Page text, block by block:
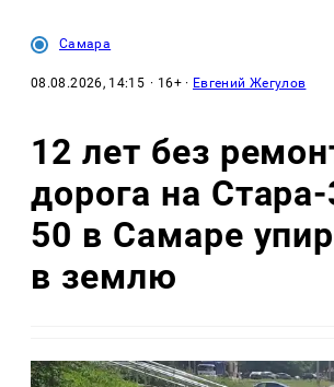
Самара
08.08.2026, 14:15 · 16+ · Евгений Жегулов
12 лет без
дорога на Стара-
50 в Самаре
в землю